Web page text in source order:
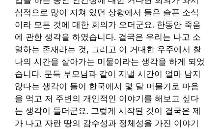
심적으로 많이 지쳐 있던 상황에서 들은 슬픈 소식
이라 모든 것에 대한 회의가 오더군요. 한동안 죽음
에 관한 생각을 하였습니다. 결국은 우리는 나고 소
멸하는 존재라는 것, 그리고 이 거대한 우주에서 찰
나의 시간을 살아가는 미물이라는 생각을 하게 되었
습니다. 문득 부모님과 같이 지낼 시간이 얼마 남지
않다는 생각이 들어 한국에서 몇 달 머물기로 마음
을 먹고 저 주변의 개인적인 이야기를 해보고 싶다
는 생각이 들더군요. 그렇게 시작된 것이 결국은 제
가 나고 자란 땅의 감수성과 정체성을 가진 이야기